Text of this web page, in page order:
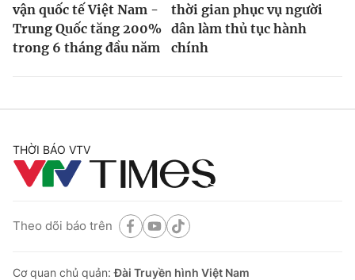
vận quốc tế Việt Nam -
Trung Quốc tăng 200%
trong 6 tháng đầu năm
thời gian phục vụ người
dân làm thủ tục hành
chính
THỜI BÁO VTV
Theo dõi báo trên
Cơ quan chủ quản:Đài Truyền hình Việt Nam